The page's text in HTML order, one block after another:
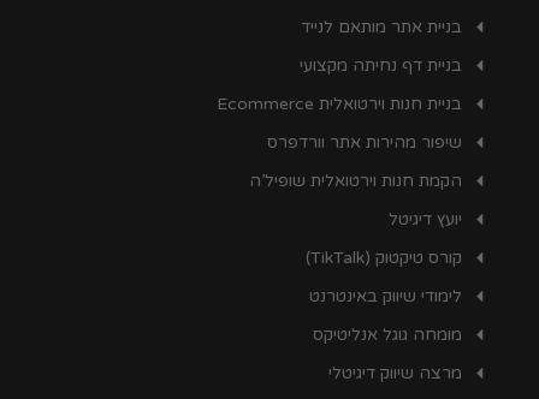
בניית אתר מותאם לנייד
בניית דף נחיתה מקצועי
בניית חנות וירטואלית Ecommerce
שיפור מהירות אתר וורדפרס
הקמת חנות וירטואלית שופיל’ה
יועץ דיגיטל
קורס טיקטוק (TikTalk)
לימודי שיווק באינטרנט
מומחה גוגל אנליטיקס
מרצה שיווק דיגיטלי